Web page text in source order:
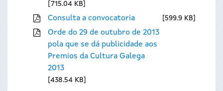
715.04 KB
Consulta a convocatoria 599.9 KB
Orde do 29 de outubro de 2013
pola que se dá publicidade aos
Premios da Cultura Galega
2013
438.54 KB